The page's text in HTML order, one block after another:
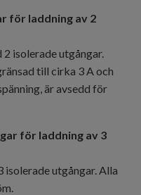
för laddning av 2
isolerade utgångar.
till cirka 3 A och
är avsedd för
för laddning av 3
isolerade utgångar. Alla